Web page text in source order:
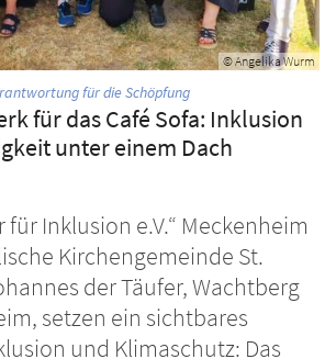
© Angelika Wurm
für die Schöpfung:
für das Café Sofa: Inklusion
unter einem Dach
für Inklusion e.V.“ Meckenheim
Kirchengemeinde St.
der Täufer, Wachtberg
setzen ein sichtbares
und Klimaschutz: Das